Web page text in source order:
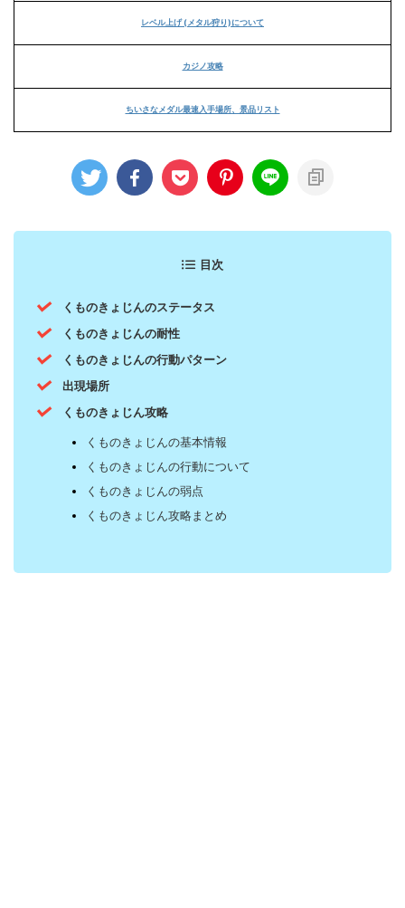
レベル上げ (メタル狩り)について
カジノ攻略
ちいさなメダル最速入手場所、景品リスト
目次
くものきょじんのステータス
くものきょじんの耐性
くものきょじんの行動パターン
出現場所
くものきょじん攻略
くものきょじんの基本情報
くものきょじんの行動について
くものきょじんの弱点
くものきょじん攻略まとめ